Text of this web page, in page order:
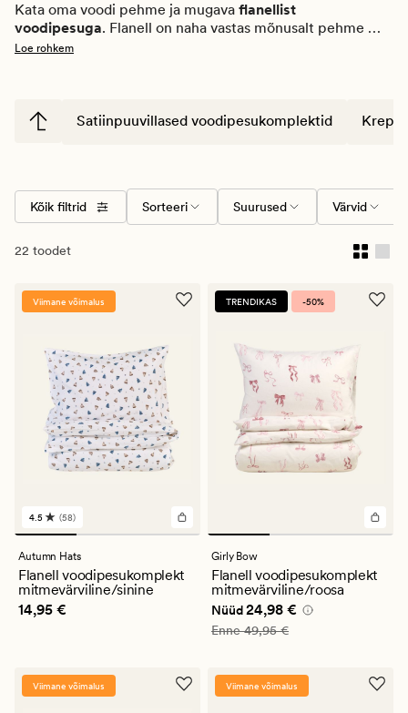
Kata oma voodi pehme ja mugava flanellist
voodipesuga. Flanell on naha vastas mõnusalt pehme
ning sobib ideaalselt külmadeks öödeks või neile, kes
magamiskliima kogu ööks. Täienda komplekti: leiad meilt
Loe rohkem
Satiinpuuvillased voodipesukomplektid
Kõik filtrid Sorteeri Suurused Värvid
22 toodet
Viimane võimalus
58
arvustust
keskmise
hinnanguga
4.5
4.5 (58)
Autumn Hats
Flanell voodipesukomplekt
mitmevärviline/sinine
Pris_ee
14,95 €
TRENDIKAS -50%
Girly Bow
Flanell voodipesukomplekt
mitmevärviline/roosa
Nåværende pris_ee
Nüüd24,98 €
Vanlig pris_ee
Enne49,95 €
Viimane võimalus Viimane võimalus